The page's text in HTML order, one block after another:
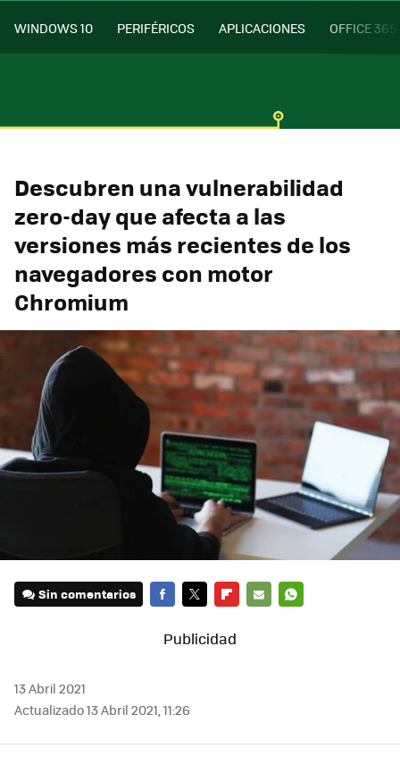
WINDOWS 10 PERIFÉRICOS APLICACIONES OFFICE 365
Descubren una vulnerabilidad
zero-day que afecta a las
versiones más recientes de los
navegadores con motor
Chromium
Sin comentarios
13 Abril 2021
Actualizado 13 Abril 2021, 11:26